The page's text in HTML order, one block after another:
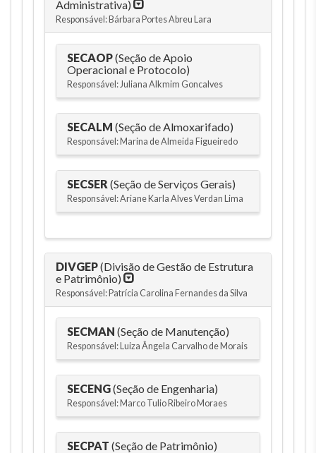
Administrativa)
Responsável: Bárbara Portes Abreu Lara
SECAOP(Seção de Apoio
Operacional e Protocolo)
Responsável: Juliana Alkmim Goncalves
SECALM (Seção de Almoxarifado)
Responsável: Marina de Almeida Figueiredo
SECSER (Seção de Serviços Gerais)
Responsável: Ariane Karla Alves Verdan Lima
DIVGEP(Divisão de Gestão de Estrutura
e Patrimônio)
Responsável: Patrícia Carolina Fernandes da Silva
SECMAN (Seção de Manutenção)
Responsável: Luiza Ângela Carvalho de Morais
SECENG(Seção de Engenharia)
Responsável: Marco Tulio Ribeiro Moraes
SECPAT (Seção de Patrimônio)